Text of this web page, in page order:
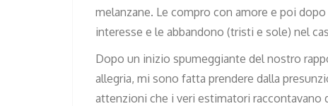
melanzane. Le compro con amore e poi
interesse e le abbandono (tristi e sole) nel
Dopo un inizio spumeggiante del nostro
allegria, mi sono fatta prendere dalla
attenzioni che i veri estimatori raccontavano